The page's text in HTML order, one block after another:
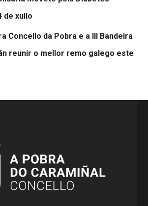
de xullo
Concello da Pobra e a III Bandeira
reunir o mellor remo galego este